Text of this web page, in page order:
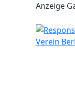
Anzeige
Verein